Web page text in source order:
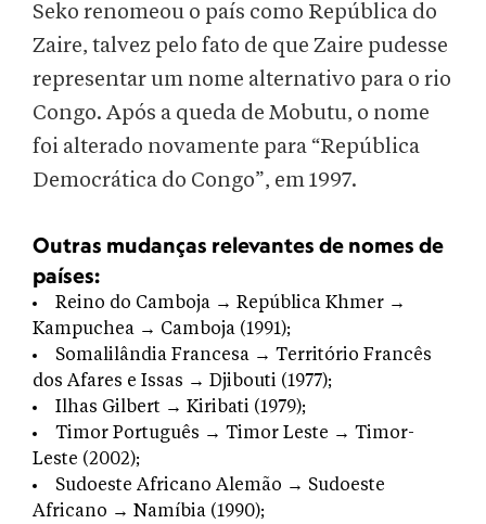
Seko renomeou o país como República do
Zaire, talvez pelo fato de que Zaire pudesse
representar um nome alternativo para o rio
Congo. Após a queda de Mobutu, o nome
foi alterado novamente para “República
Democrática do Congo”, em 1997.
Outras mudanças relevantes de nomes de
países:
Reino do Camboja → República Khmer →
Kampuchea → Camboja (1991);
Somalilândia Francesa → Território Francês
dos Afares e Issas → Djibouti (1977);
Ilhas Gilbert → Kiribati (1979);
Timor Português → Timor Leste → Timor-
Leste (2002);
Sudoeste Africano Alemão → Sudoeste
Africano → Namíbia (1990);